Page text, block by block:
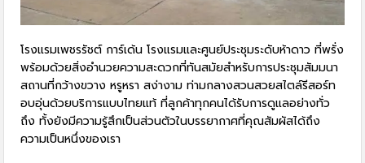
โรงแรมเพชรรัชต์ การ์เด้น โรงแรมและศูนย์ประชุมระดับห้าดาว ที่พรั่ง
พร้อมด้วยสิ่งอำนวยความสะดวกที่ทันสมัยสำหรับการประชุมสัมมนา
สถานที่กว้างขวาง หรูหรา สง่างาม ท่ามกลางสวนสวยสไตล์รีสอร์ท
อบอุ่นด้วยบริการแบบไทยแท้ ที่ลูกค้าทุกคนได้รับการดูแลอย่างทั่ว
ถึง ทั้งยังมีความรู้สึกเป็นส่วนตัวในบรรยากาศที่คุณสัมผัสได้ถึง
ความเป็นหนึ่งของเรา